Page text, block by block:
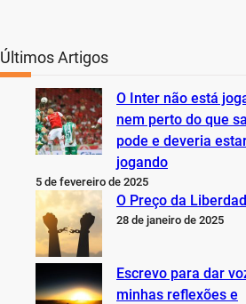
Últimos Artigos
O Inter não está
nem perto do que
pode e deveria
jogando
5 de fevereiro de 2025
O Preço da
28 de janeiro de 2025
Escrevo para dar
minhas reflexões e